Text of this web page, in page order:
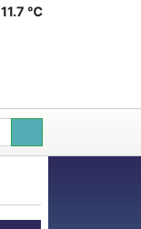
11.7 ℃